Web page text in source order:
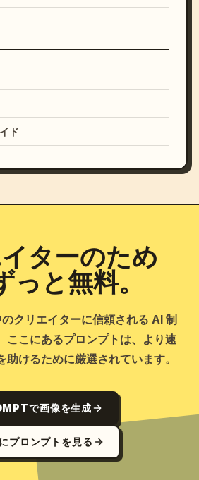
ド
ターのため
っと無料。
クリエイターに信頼される AI 制
ここにあるプロンプトは、より速
助けるために厳選されています。
で画像を生成
プロンプトを見る